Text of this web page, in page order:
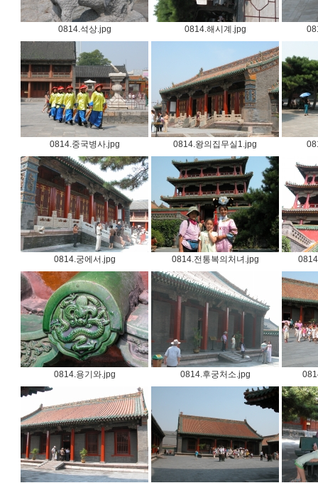
0814.석상.jpg 0814.해시계.jpg
0814.중국병사.jpg 0814.왕의집무실1.jpg
0814.궁에서.jpg 0814.전통복의처녀.jpg
0814.용기와.jpg 0814.후궁처소.jpg